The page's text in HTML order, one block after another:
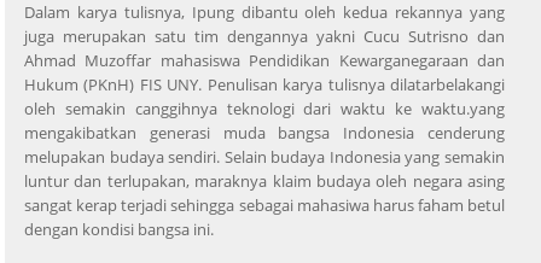
Dalam karya tulisnya, Ipung dibantu oleh kedua rekannya yang
juga merupakan satu tim dengannya yakni Cucu Sutrisno dan
Ahmad Muzoffar mahasiswa Pendidikan Kewarganegaraan dan
Hukum (PKnH) FIS UNY. Penulisan karya tulisnya dilatarbelakangi
oleh semakin canggihnya teknologi dari waktu ke waktu.yang
mengakibatkan generasi muda bangsa Indonesia cenderung
melupakan budaya sendiri. Selain budaya Indonesia yang semakin
luntur dan terlupakan, maraknya klaim budaya oleh negara asing
sangat kerap terjadi sehingga sebagai mahasiwa harus faham betul
dengan kondisi bangsa ini.